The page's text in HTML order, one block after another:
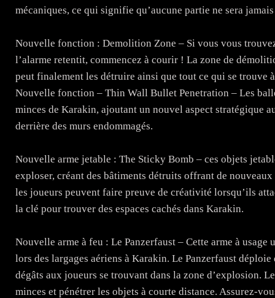
mécaniques, ce qui signifie qu’aucune partie ne sera
Nouvelle fonction : Demolition Zone – Si vous vous
l’alarme retentit, commencez à courir ! La zone de
peut finalement les détruire ainsi que tout ce qui se trouve
Nouvelle fonction – Thin Wall Bullet Penetration – Les
minces de Karakin, ajoutant un nouvel aspect stratégique
derrière des murs endommagés.
Nouvelle arme jetable : The Sticky Bomb – ces objets
exploser, créant des bâtiments détruits offrant de
les joueurs peuvent faire preuve de créativité lorsqu’ils
la clé pour trouver des espaces cachés dans Karakin.
Nouvelle arme à feu : Le Panzerfaust – Cette arme à
lors des largages aériens à Karakin. Le Panzerfaust
dégâts aux joueurs se trouvant dans la zone d’explosion.
minces et pénétrer les objets à courte distance. Assurez-